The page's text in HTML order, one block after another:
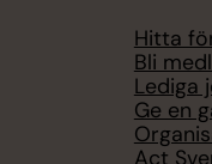
Hitta
Bli
Lediga
Ge en
Act